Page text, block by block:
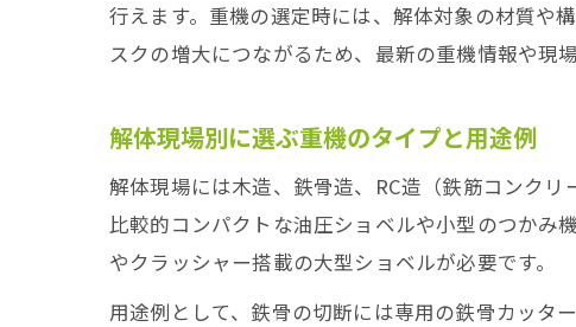
行えます。重機の選定時には、解体対象の材質や
スクの増大につながるため、最新の重機情報や現
解体現場別に選ぶ重機のタイプと用途例
解体現場には木造、鉄骨造、RC造（鉄筋コンク
比較的コンパクトな油圧ショベルや小型のつかみ
やクラッシャー搭載の大型ショベルが必要です。
用途例として、鉄骨の切断には専用の鉄骨カッタ